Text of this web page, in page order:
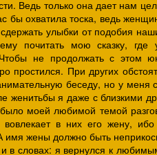
Ведь только она дает нам
бы охватила тоска, ведь
улыбки от подобия
почитать мою сказку, где
не продолжать с этом
простился. При других
беседу, но у меня
женитьбы я даже с близкими
моей любимой темой
вовлекает в них его жену,
имя жены должно быть
в словах: я вернулся к